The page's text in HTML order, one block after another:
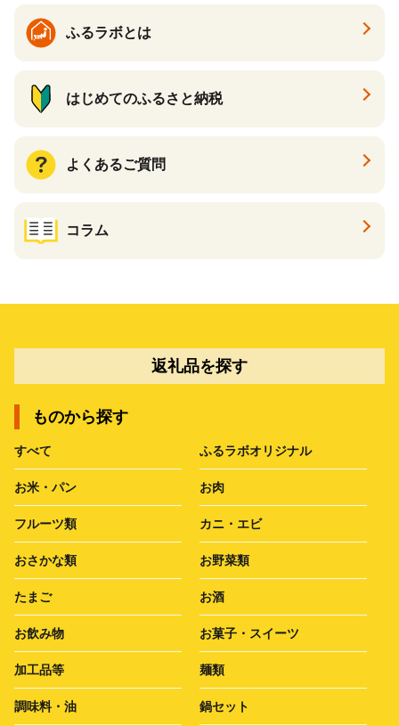
ふるラボとは
はじめてのふるさと納税
よくあるご質問
コラム
返礼品を探す
ものから探す
すべて ふるラボオリジナル
お米・パン お肉
フルーツ類 カニ・エビ
おさかな類 お野菜類
たまご お酒
お飲み物 お菓子・スイーツ
加工品等 麺類
調味料・油 鍋セット